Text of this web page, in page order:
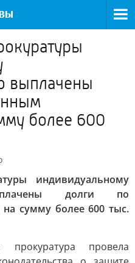
выплачены
более 600
индивидуальному
долги по
сумму более 600 тыс.
прокуратура провела